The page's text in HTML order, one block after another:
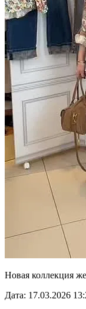
Новая коллекция
Дата: 17.03.2026